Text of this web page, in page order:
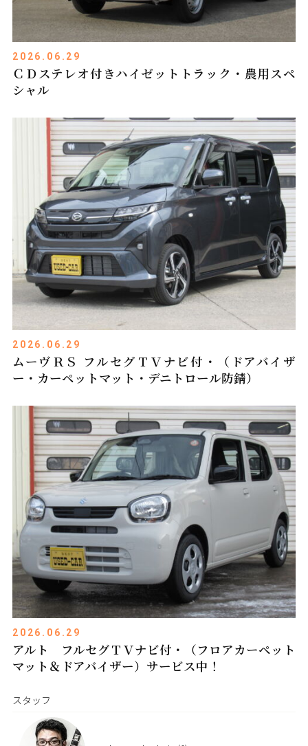
2026.06.29
ＣＤステレオ付きハイゼットトラック・農用スペ
シャル
2026.06.29
ムーヴＲＳ フルセグＴＶナビ付・（ドアバイザ
ー・カーペットマット・デニトロール防錆）
2026.06.29
アルト フルセグＴＶナビ付・（フロアカーペット
マット＆ドアバイザー）サービス中！
スタッフ